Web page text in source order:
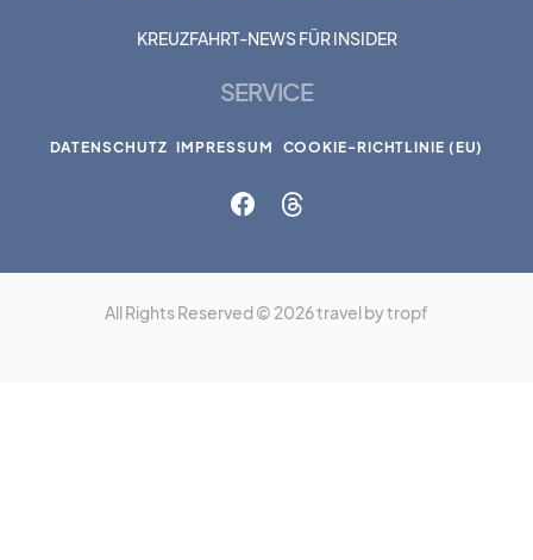
KREUZFAHRT-NEWS FÜR INSIDER
SERVICE
DATENSCHUTZ IMPRESSUM COOKIE-RICHTLINIE (EU)
All Rights Reserved © 2026 travel by tropf